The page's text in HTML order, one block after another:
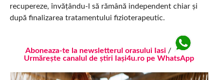
recupereze, învățându-l să rămână independent chiar și
după finalizarea tratamentului fizioterapeutic.
Aboneaza-te la newsletterul orasului Iasi/
Urmărește canalul de știri Iași4u.ro pe WhatsApp